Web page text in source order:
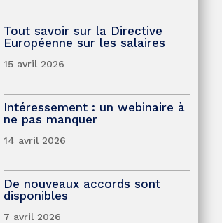
Tout savoir sur la Directive
Européenne sur les salaires
15 avril 2026
Intéressement : un webinaire à
ne pas manquer
14 avril 2026
De nouveaux accords sont
disponibles
7 avril 2026